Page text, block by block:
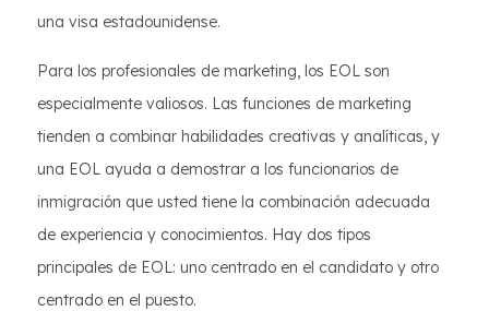
una visa estadounidense.
Para los profesionales de marketing, los EOL son
especialmente valiosos. Las funciones de marketing
tienden a combinar habilidades creativas y analíticas, y
una EOL ayuda a demostrar a los funcionarios de
inmigración que usted tiene la combinación adecuada
de experiencia y conocimientos. Hay dos tipos
principales de EOL: uno centrado en el candidato y otro
centrado en el puesto.